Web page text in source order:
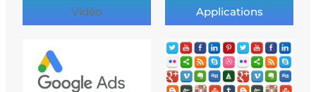
Vidéo Applications